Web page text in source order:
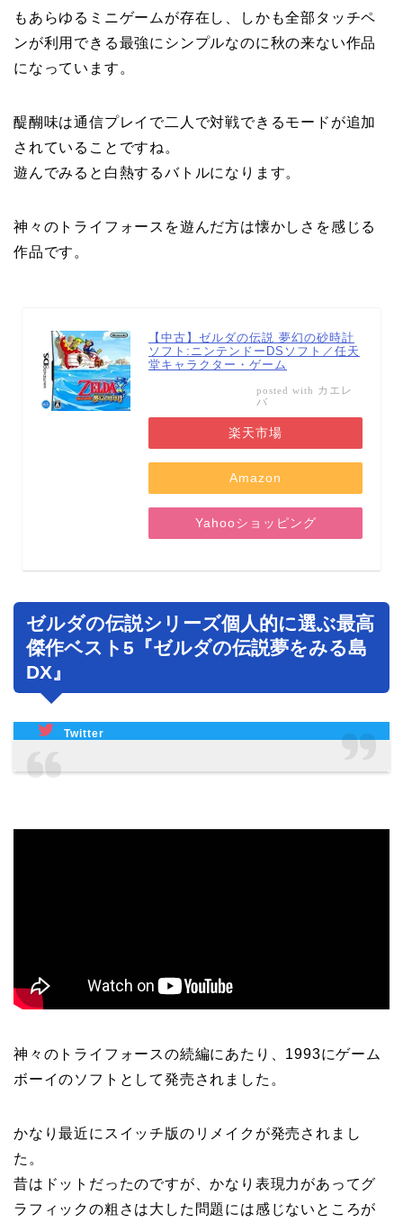
もあらゆるミニゲームが存在し、しかも全部タッチペ
ンが利用できる最強にシンプルなのに秋の来ない作品
になっています。
醍醐味は通信プレイで二人で対戦できるモードが追加
されていることですね。
遊んでみると白熱するバトルになります。
神々のトライフォースを遊んだ方は懐かしさを感じる
作品です。
【中古】ゼルダの伝説 夢幻の砂時計
ソフト:ニンテンドーDSソフト／任天
堂キャラクター・ゲーム
posted with カエレ
バ
楽天市場
Amazon
Yahooショッピング
ゼルダの伝説シリーズ個人的に選ぶ最高
傑作ベスト5『ゼルダの伝説夢をみる島
DX』
Twitter
神々のトライフォースの続編にあたり、1993にゲーム
ボーイのソフトとして発売されました。
かなり最近にスイッチ版のリメイクが発売されまし
た。
昔はドットだったのですが、かなり表現力があってグ
ラフィックの粗さは大した問題には感じないところが